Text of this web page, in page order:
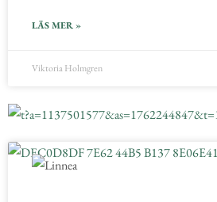
LÄS MER »
Viktoria Holmgren